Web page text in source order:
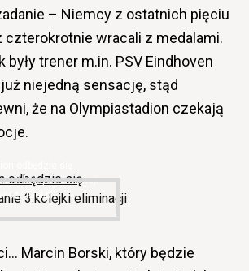
– Niemcy z ostatnich pięciu
wracali z medalami.
były trener m.in. PSV Eindhoven
już niejedną sensację, stąd
że na Olympiastadion czekają
3.kolejki eliminacji
iGol.pl)
Marcin Borski, który będzie